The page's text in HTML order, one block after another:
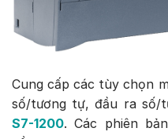
Cung cấp các tùy chọn
số/tương tự, đầu ra số/
S7-1200. Các phiên